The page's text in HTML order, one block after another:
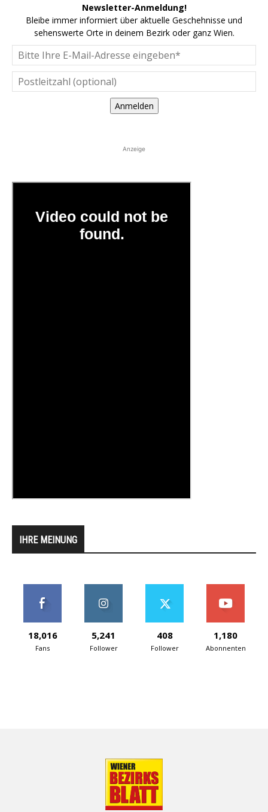
Newsletter-Anmeldung!
Bleibe immer informiert über aktuelle Geschehnisse und
sehenswerte Orte in deinem Bezirk oder ganz Wien.
Anmelden
Anzeige
IHRE MEINUNG
18,016
Fans
5,241
Follower
408
Follower
1,180
Abonnenten